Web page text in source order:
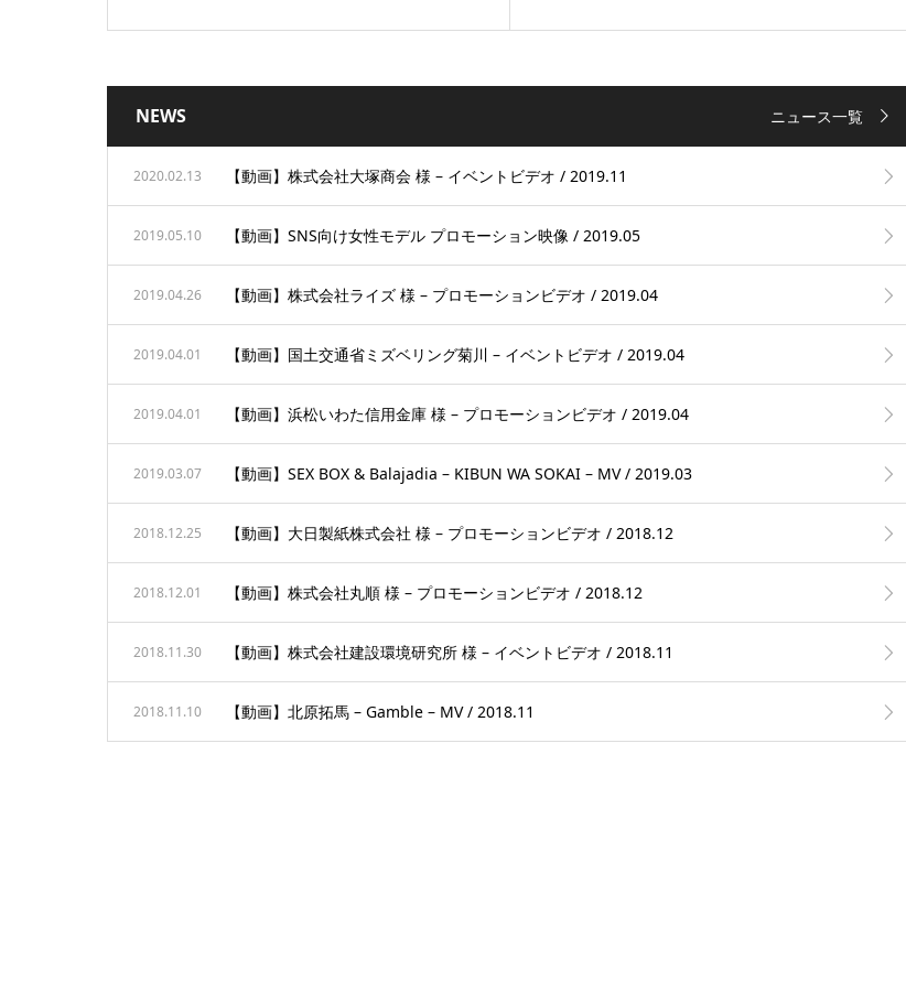
NEWS ニュース一覧
2020.02.13 【動画】株式会社大塚商会 様 – イベントビデオ / 2019.11
2019.05.10 【動画】SNS向け女性モデル プロモーション映像 / 2019.05
2019.04.26 【動画】株式会社ライズ 様 – プロモーションビデオ / 2019.04
2019.04.01 【動画】国土交通省ミズベリング菊川 – イベントビデオ / 2019.04
2019.04.01 【動画】浜松いわた信用金庫 様 – プロモーションビデオ / 2019.04
2019.03.07 【動画】SEX BOX & Balajadia – KIBUN WA SOKAI – MV / 2019.03
2018.12.25 【動画】大日製紙株式会社 様 – プロモーションビデオ / 2018.12
2018.12.01 【動画】株式会社丸順 様 – プロモーションビデオ / 2018.12
2018.11.30 【動画】株式会社建設環境研究所 様 – イベントビデオ / 2018.11
2018.11.10 【動画】北原拓馬 – Gamble – MV / 2018.11